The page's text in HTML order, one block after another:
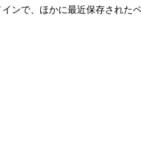
ンで、ほかに最近保存されたペ